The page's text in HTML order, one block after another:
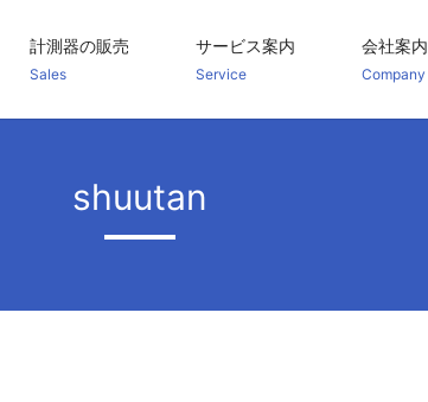
計測器の販売
Sales
サービス案内
Service
会社案内
Company
shuutan